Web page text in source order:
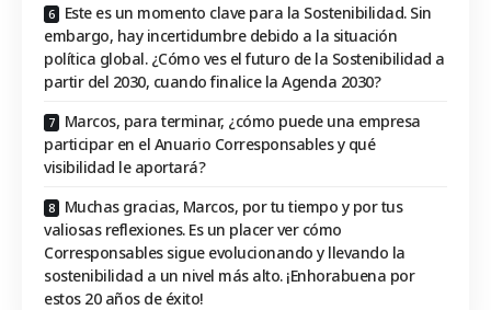
Este es un momento clave para la Sostenibilidad. Sin
embargo, hay incertidumbre debido a la situación
política global. ¿Cómo ves el futuro de la Sostenibilidad a
partir del 2030, cuando finalice la Agenda 2030?
Marcos, para terminar, ¿cómo puede una empresa
participar en el Anuario Corresponsables y qué
visibilidad le aportará?
Muchas gracias, Marcos, por tu tiempo y por tus
valiosas reflexiones. Es un placer ver cómo
Corresponsables sigue evolucionando y llevando la
sostenibilidad a un nivel más alto. ¡Enhorabuena por
estos 20 años de éxito!